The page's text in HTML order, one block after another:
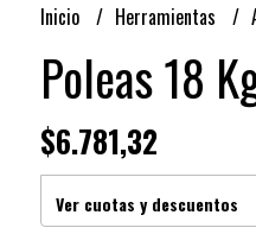
Inicio Herramientas
Poleas 18
$6.781,32
Ver cuotas y descuentos